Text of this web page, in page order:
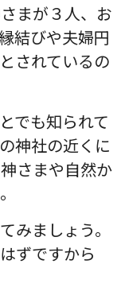
まが３人、お
結びや夫婦円
されているの
でも知られて
神社の近くに
さまや自然か
みましょう。
ずですから